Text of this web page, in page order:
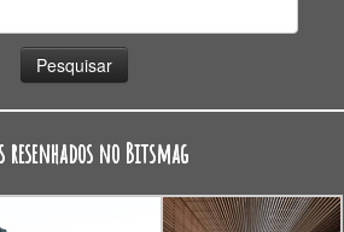
resenhados no Bitsmag